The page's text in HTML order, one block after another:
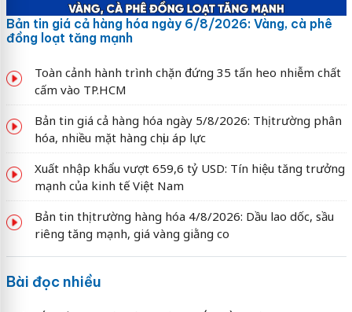
Bản tin giá cả hàng hóa ngày 6/8/2026: Vàng, cà phê
đồng loạt tăng mạnh
Toàn cảnh hành trình chặn đứng 35 tấn heo nhiễm chất
cấm vào TP.HCM
Bản tin giá cả hàng hóa ngày 5/8/2026: Thị trường phân
hóa, nhiều mặt hàng chịu áp lực
Xuất nhập khẩu vượt 659,6 tỷ USD: Tín hiệu tăng trưởng
mạnh của kinh tế Việt Nam
Bản tin thị trường hàng hóa 4/8/2026: Dầu lao dốc, sầu
riêng tăng mạnh, giá vàng giằng co
Bài đọc nhiều